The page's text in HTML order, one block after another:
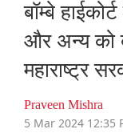
बॉम्बे
और अन्य को
महाराष्ट्र
Praveen Mishra
5 Mar 2024 12:35